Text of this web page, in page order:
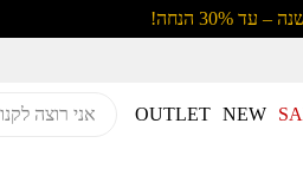
עד 30% הנחה!
NEW
OUTLET